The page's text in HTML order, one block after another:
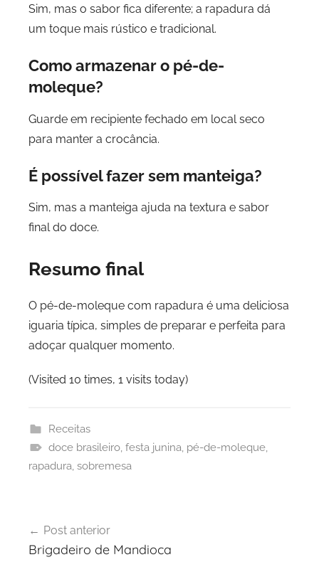
Sim, mas o sabor fica diferente; a rapadura dá
um toque mais rústico e tradicional.
Como armazenar o pé-de-
moleque?
Guarde em recipiente fechado em local seco
para manter a crocância.
É possível fazer sem manteiga?
Sim, mas a manteiga ajuda na textura e sabor
final do doce.
Resumo final
O pé-de-moleque com rapadura é uma deliciosa
iguaria típica, simples de preparar e perfeita para
adoçar qualquer momento.
(Visited 10 times, 1 visits today)
Receitas
doce brasileiro, festa junina, pé-de-moleque,
rapadura, sobremesa
de
Post anterior
Brigadeiro de Mandioca